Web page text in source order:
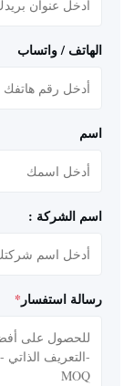
الهاتف / واتساب
اسم
اسم الشركة :
رسالة استفسار*